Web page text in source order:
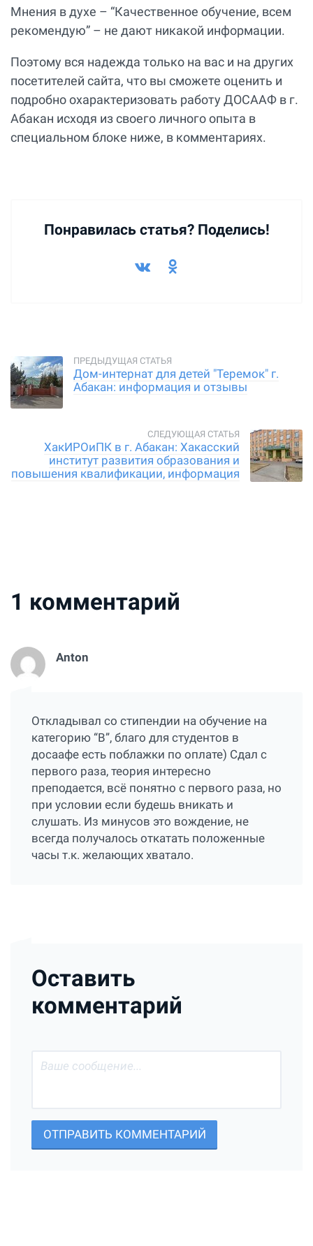
Мнения в духе – “Качественное обучение, всем
рекомендую” – не дают никакой информации.
Поэтому вся надежда только на вас и на других
посетителей сайта, что вы сможете оценить и
подробно охарактеризовать работу ДОСААФ в г.
Абакан исходя из своего личного опыта в
специальном блоке ниже, в комментариях.
Понравилась статья? Поделись!
Дом-интернат для детей "Теремок" г.
Абакан: информация и отзывы
ХакИРОиПК в г. Абакан: Хакасский
институт развития образования и
повышения квалификации, информация
1 комментарий
Anton
Откладывал со стипендии на обучение на
категорию “В”, благо для студентов в
досаафе есть поблажки по оплате) Сдал с
первого раза, теория интересно
преподается, всё понятно с первого раза, но
при условии если будешь вникать и
слушать. Из минусов это вождение, не
всегда получалось откатать положенные
часы т.к. желающих хватало.
Оставить
комментарий
ОТПРАВИТЬ КОММЕНТАРИЙ